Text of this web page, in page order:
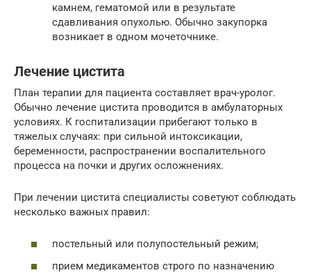
камнем, гематомой или в результате
сдавливания опухолью. Обычно закупорка
возникает в одном мочеточнике.
Лечение цистита
План терапии для пациента составляет врач-уролог.
Обычно лечение цистита проводится в амбулаторных
условиях. К госпитализации прибегают только в
тяжелых случаях: при сильной интоксикации,
беременности, распространении воспалительного
процесса на почки и других осложнениях.
При лечении цистита специалисты советуют соблюдать
несколько важных правил:
постельный или полупостельный режим;
прием медикаментов строго по назначению